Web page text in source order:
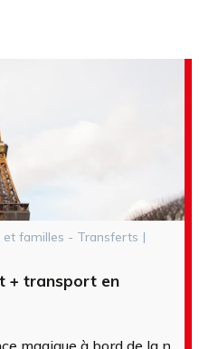
familles - Transferts |
+ transport en
magique à bord de la